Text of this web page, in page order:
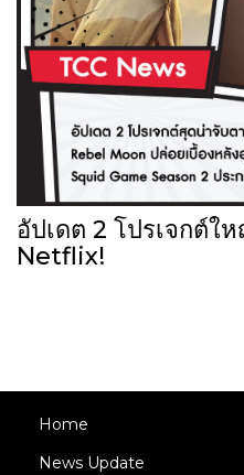
อัปเดต 2 โปรเจกต์ใ
Netflix!
Home
News Update